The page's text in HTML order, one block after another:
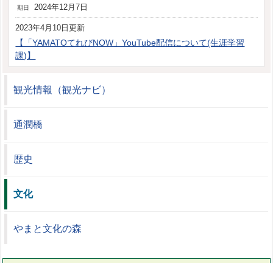
期日 2024年12月7日
2023年4月10日更新
【「YAMATOてれびNOW」YouTube配信について(生涯学習
課)】
観光情報（観光ナビ）
通潤橋
歴史
文化
やまと文化の森